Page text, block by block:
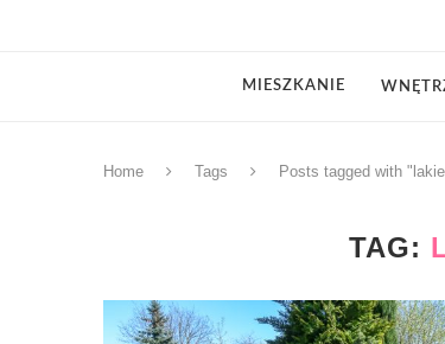
MIESZKANIE
Home Tags Posts tagged with
TAG: